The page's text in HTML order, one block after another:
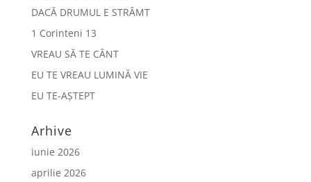
DACĂ DRUMUL E STRÂMT
1 Corinteni 13
VREAU SĂ TE CÂNT
EU TE VREAU LUMINĂ VIE
EU TE-AȘTEPT
Arhive
iunie 2026
aprilie 2026